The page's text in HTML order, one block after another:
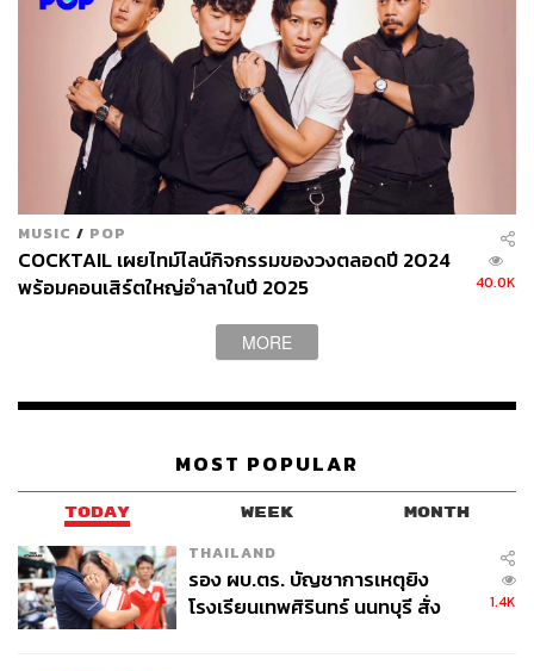
MUSIC / POP
COCKTAIL เผยไทม์ไลน์กิจกรรมของวงตลอดปี 2024
พร้อมคอนเสิร์ตใหญ่อำลาในปี 2025
40.0K
MORE
MOST POPULAR
TODAY WEEK MONTH
THAILAND
รอง ผบ.ตร. บัญชาการเหตุยิง
โรงเรียนเทพศิรินทร์ นนทบุรี สั่ง
1.4K